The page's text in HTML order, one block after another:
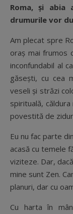
Roma, și
drumurile vor
Am plecat spre
oraș mai frumos
inconfundabil al
găsești, cu cea
veseli și străzi
spirituală,
povestită de
Eu nu fac parte
acasă cu temele
viziteze. Dar,
mine sunt Zen.
planuri, dar cu
Cu harta în